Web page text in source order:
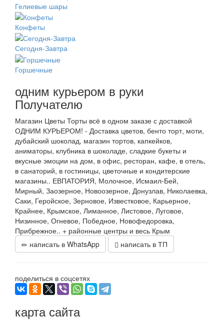
Гелиевые шары
Конфеты
Сегодня-Завтра
Горшечные
одним курьером в руки
Получателю
Магазин Цветы Торты всё в одном заказе с доставкой
ОДНИМ КУРЬЕРОМ! - Доставка цветов, бенто торт, моти,
дубайский шоколад, магазин тортов, капкейков,
аниматоры, клубника в шоколаде, сладкие букеты и
вкусные эмоции на дом, в офис, ресторан, кафе, в отель,
в санаторий, в гостиницы, цветочные и кондитерские
магазины.. ЕВПАТОРИЯ, Молочное, Исмаил-Бей,
Мирный, Заозерное, Новоозерное, Донузлав, Николаевка,
Саки, Геройское, Зерновое, Известковое, Карьерное,
Крайнее, Крымское, Лиманное, Листовое, Луговое,
Низинное, Огневое, Победное, Новофедоровка,
Прибрежное.. + районные центры и весь Крым
написать в WhatsApp
написать в ТП
поделиться в соцсетях
карта сайта